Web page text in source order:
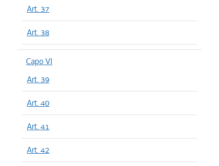
Art. 37
Art. 38
Capo VI
Art. 39
Art. 40
Art. 41
Art. 42